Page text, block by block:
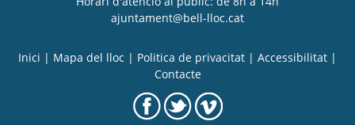
ajuntament@bell-lloc.cat
Inici Mapa del lloc Politica de privacitat Accessibilitat
Contacte